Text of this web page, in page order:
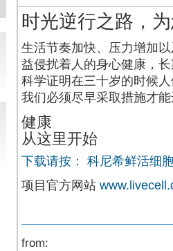
时光逆行之路，
生活节奏加快、压力增加
益侵扰着人的身心健康，
科学证明在三十岁的时候
我们必须尽早采取措施才
健康
从这里开始
下载请按： 科尼希鲜活细
项目官方网站
from: